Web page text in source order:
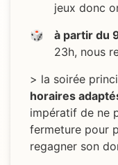
jeux donc
à partir du
23h, nous
> la soirée
horaires
impératif de ne
fermeture pour
regagner son